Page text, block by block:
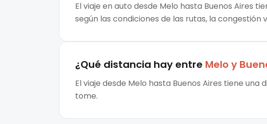
El viaje en auto desde Melo hasta Buenos Aires
según las condiciones de las rutas, la
¿Qué distancia hay entre Melo y
El viaje desde Melo hasta Buenos Aires tiene
tome.